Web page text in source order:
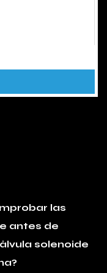
personalizables, la
adaptar para
Ya sea ajustando
de la boquilla, la
a cualquier
lograr
Printer
rentable para
las
antes de
solenoide